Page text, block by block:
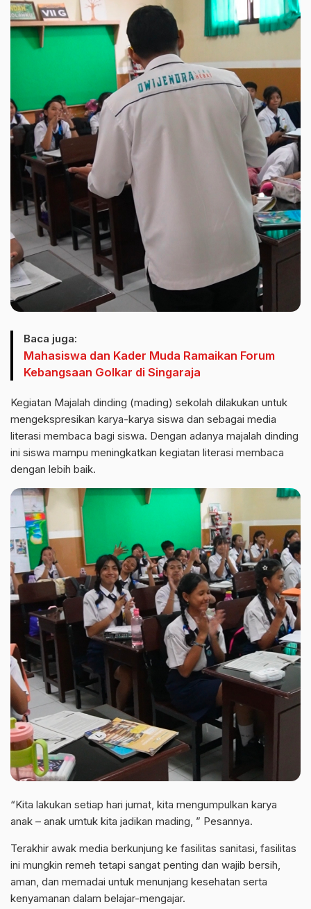
Baca juga:
Mahasiswa dan Kader Muda Ramaikan Forum
Kebangsaan Golkar di Singaraja
Kegiatan Majalah dinding (mading) sekolah dilakukan untuk
mengekspresikan karya-karya siswa dan sebagai media
literasi membaca bagi siswa. Dengan adanya majalah dinding
ini siswa mampu meningkatkan kegiatan literasi membaca
dengan lebih baik.
“Kita lakukan setiap hari jumat, kita mengumpulkan karya
anak – anak umtuk kita jadikan mading, ” Pesannya.
Terakhir awak media berkunjung ke fasilitas sanitasi, fasilitas
ini mungkin remeh tetapi sangat penting dan wajib bersih,
aman, dan memadai untuk menunjang kesehatan serta
kenyamanan dalam belajar-mengajar.